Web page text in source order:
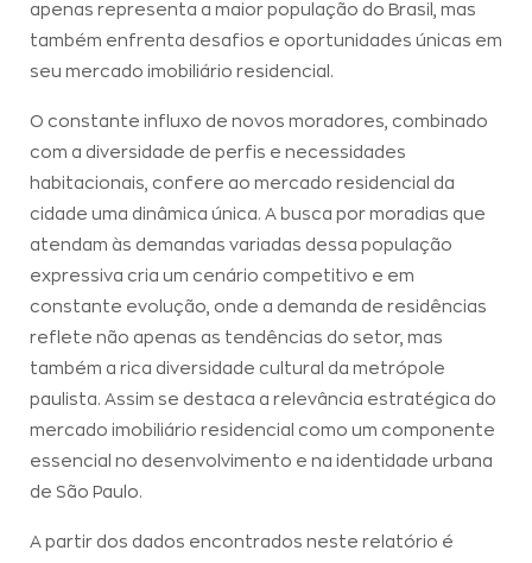
apenas representa a maior população do Brasil, mas
também enfrenta desafios e oportunidades únicas em
seu mercado imobiliário residencial.
O constante influxo de novos moradores, combinado
com a diversidade de perfis e necessidades
habitacionais, confere ao mercado residencial da
cidade uma dinâmica única. A busca por moradias que
atendam às demandas variadas dessa população
expressiva cria um cenário competitivo e em
constante evolução, onde a demanda de residências
reflete não apenas as tendências do setor, mas
também a rica diversidade cultural da metrópole
paulista. Assim se destaca a relevância estratégica do
mercado imobiliário residencial como um componente
essencial no desenvolvimento e na identidade urbana
de São Paulo.
A partir dos dados encontrados neste relatório é